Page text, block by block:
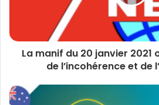
La manif du 20 janvier 2021
de l’incohérence et de